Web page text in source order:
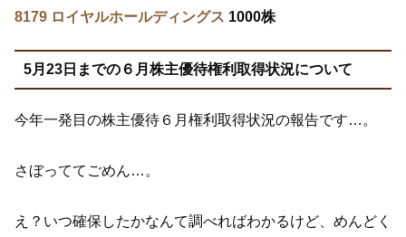
8179 ロイヤルホールディングス 1000株
5月23日までの６月株主優待権利取得状況について
今年一発目の株主優待６月権利取得状況の報告です…。
さぼっててごめん…。
え？いつ確保したかなんて調べればわかるけど、めんどく